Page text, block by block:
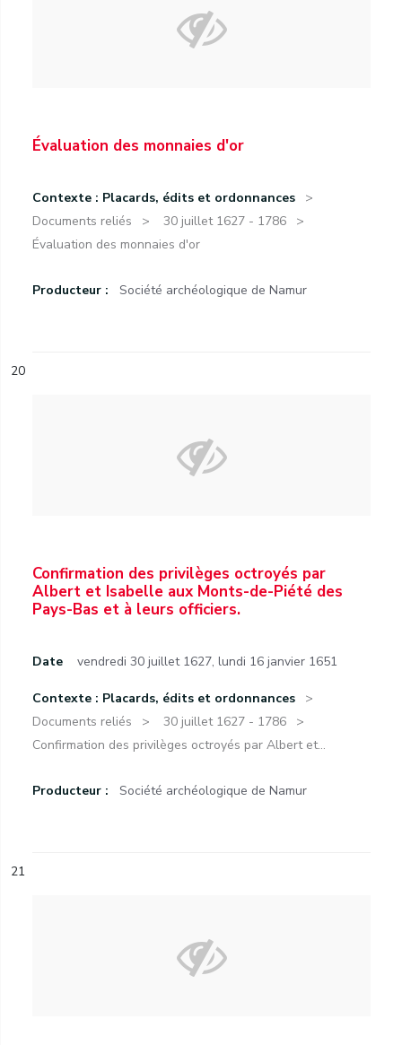
Évaluation des monnaies d'or
Contexte : Placards, édits et ordonnances
Documents reliés
30 juillet 1627 - 1786
Évaluation des monnaies d'or
Producteur : Société archéologique de Namur
20
Confirmation des privilèges octroyés par
Albert et Isabelle aux Monts-de-Piété des
Pays-Bas et à leurs officiers.
Date vendredi 30 juillet 1627, lundi 16 janvier 1651
Contexte : Placards, édits et ordonnances
Documents reliés
30 juillet 1627 - 1786
Confirmation des privilèges octroyés par Albert et...
Producteur : Société archéologique de Namur
21